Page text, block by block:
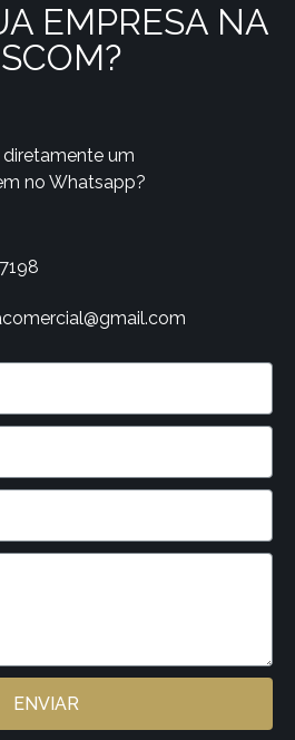
EMPRESA NA
diretamente um
no Whatsapp?
ENVIAR